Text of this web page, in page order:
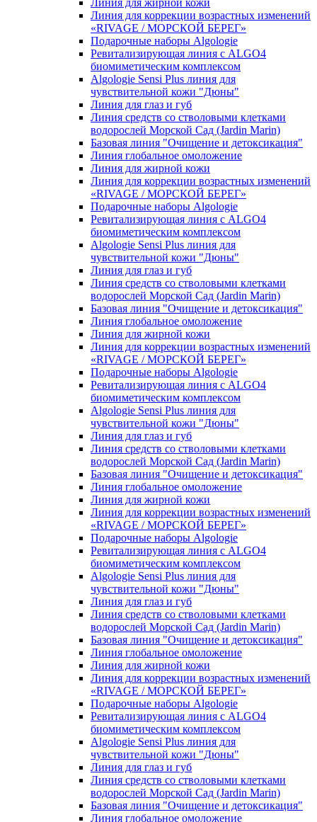
Линия для жирной кожи
Линия для коррекции возрастных изменений
«RIVAGE / МОРСКОЙ БЕРЕГ»
Подарочные наборы Algologie
Ревитализирующая линия с ALGO4
биомиметическим комплексом
Algologie Sensi Plus линия для
чувcтвительной кожи "Дюны"
Линия для глаз и губ
Линия средств со стволовыми клетками
водорослей Морской Сад (Jardin Marin)
Базовая линия "Очищение и детоксикация"
Линия глобальное омоложение
Линия для жирной кожи
Линия для коррекции возрастных изменений
«RIVAGE / МОРСКОЙ БЕРЕГ»
Подарочные наборы Algologie
Ревитализирующая линия с ALGO4
биомиметическим комплексом
Algologie Sensi Plus линия для
чувcтвительной кожи "Дюны"
Линия для глаз и губ
Линия средств со стволовыми клетками
водорослей Морской Сад (Jardin Marin)
Базовая линия "Очищение и детоксикация"
Линия глобальное омоложение
Линия для жирной кожи
Линия для коррекции возрастных изменений
«RIVAGE / МОРСКОЙ БЕРЕГ»
Подарочные наборы Algologie
Ревитализирующая линия с ALGO4
биомиметическим комплексом
Algologie Sensi Plus линия для
чувcтвительной кожи "Дюны"
Линия для глаз и губ
Линия средств со стволовыми клетками
водорослей Морской Сад (Jardin Marin)
Базовая линия "Очищение и детоксикация"
Линия глобальное омоложение
Линия для жирной кожи
Линия для коррекции возрастных изменений
«RIVAGE / МОРСКОЙ БЕРЕГ»
Подарочные наборы Algologie
Ревитализирующая линия с ALGO4
биомиметическим комплексом
Algologie Sensi Plus линия для
чувcтвительной кожи "Дюны"
Линия для глаз и губ
Линия средств со стволовыми клетками
водорослей Морской Сад (Jardin Marin)
Базовая линия "Очищение и детоксикация"
Линия глобальное омоложение
Линия для жирной кожи
Линия для коррекции возрастных изменений
«RIVAGE / МОРСКОЙ БЕРЕГ»
Подарочные наборы Algologie
Ревитализирующая линия с ALGO4
биомиметическим комплексом
Algologie Sensi Plus линия для
чувcтвительной кожи "Дюны"
Линия для глаз и губ
Линия средств со стволовыми клетками
водорослей Морской Сад (Jardin Marin)
Базовая линия "Очищение и детоксикация"
Линия глобальное омоложение